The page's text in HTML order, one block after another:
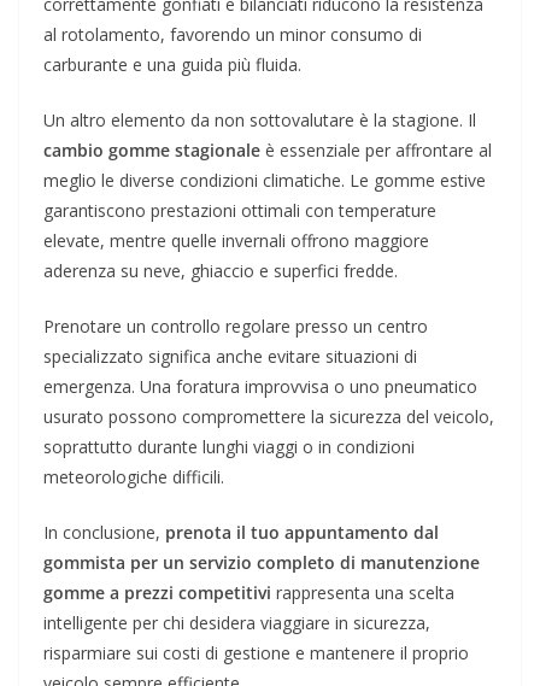
al rotolamento, favorendo un minor consumo di
carburante e una guida più fluida.
Un altro elemento da non sottovalutare è la stagione. Il
cambio gomme stagionale è essenziale per affrontare al
meglio le diverse condizioni climatiche. Le gomme estive
garantiscono prestazioni ottimali con temperature
elevate, mentre quelle invernali offrono maggiore
aderenza su neve, ghiaccio e superfici fredde.
Prenotare un controllo regolare presso un centro
specializzato significa anche evitare situazioni di
emergenza. Una foratura improvvisa o uno pneumatico
usurato possono compromettere la sicurezza del veicolo,
soprattutto durante lunghi viaggi o in condizioni
meteorologiche difficili.
In conclusione, prenota il tuo appuntamento dal
gommista per un servizio completo di manutenzione
gomme a prezzi competitivi rappresenta una scelta
intelligente per chi desidera viaggiare in sicurezza,
risparmiare sui costi di gestione e mantenere il proprio